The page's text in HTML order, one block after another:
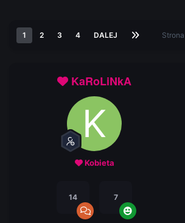
1 2 3 4 DALEJ
KaRoLiNkA
Kobieta
14 7